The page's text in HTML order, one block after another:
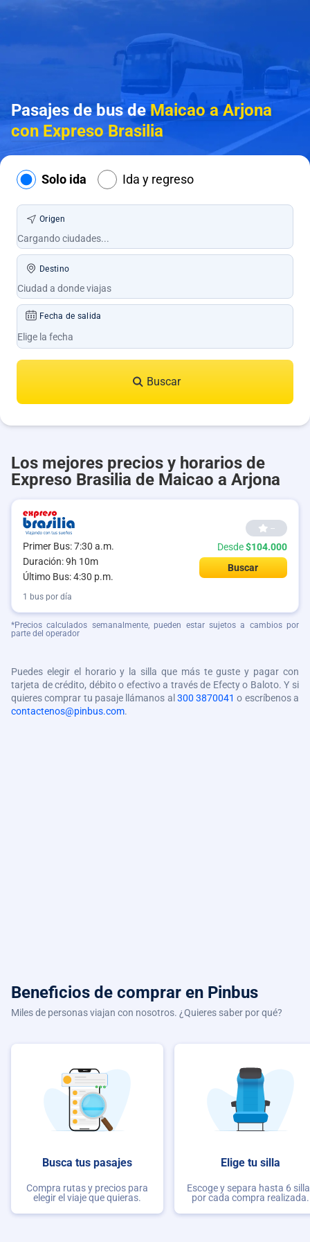
Pasajes de bus deMaicao a Arjona
con Expreso Brasilia
Solo ida Ida y regreso
Origen
Destino
Fecha de salida
Buscar
Los mejores precios y horarios de
Expreso Brasilia de Maicao a Arjona
Primer Bus: 7:30 a.m.
Duración: 9h 10m
Último Bus: 4:30 p.m.
--
Desde$104.000
Buscar
1 bus por día
*Precios calculados semanalmente, pueden estar sujetos a cambios por
parte del operador
Puedes elegir el horario y la silla que más te guste y pagar con
tarjeta de crédito, débito o efectivo a través de Efecty o Baloto. Y si
quieres comprar tu pasaje llámanos al 300 3870041 o escríbenos a
contactenos@pinbus.com.
Beneficios de comprar en Pinbus
Miles de personas viajan con nosotros. ¿Quieres saber por qué?
Busca tus pasajes
Compra rutas y precios para
elegir el viaje que quieras.
Elige tu silla
Escoge y separa hasta 6
por cada compra realizada.